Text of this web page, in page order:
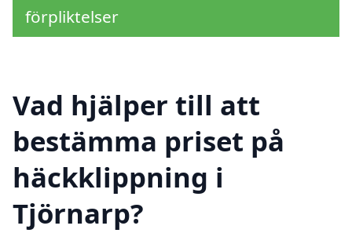
förpliktelser
Vad hjälper till att
bestämma priset på
häckklippning i
Tjörnarp?